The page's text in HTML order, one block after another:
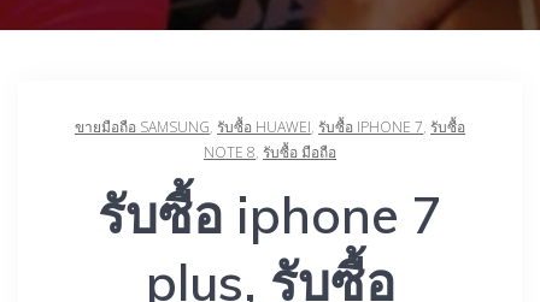
ขายมือถือ SAMSUNG, รับซื้อ HUAWEI, รับซื้อ IPHONE 7, รับซื้อ
NOTE 8, รับซื้อ มือถือ
รับซื้อ iphone 7
plus, รับซื้อ